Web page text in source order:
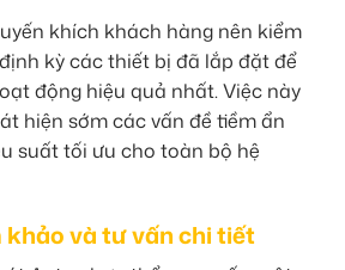
khích khách hàng nên kiểm
kỳ các thiết bị đã lắp đặt để
động hiệu quả nhất. Việc này
hiện sớm các vấn đề tiềm ẩn
suất tối ưu cho toàn bộ hệ
và tư vấn chi tiết